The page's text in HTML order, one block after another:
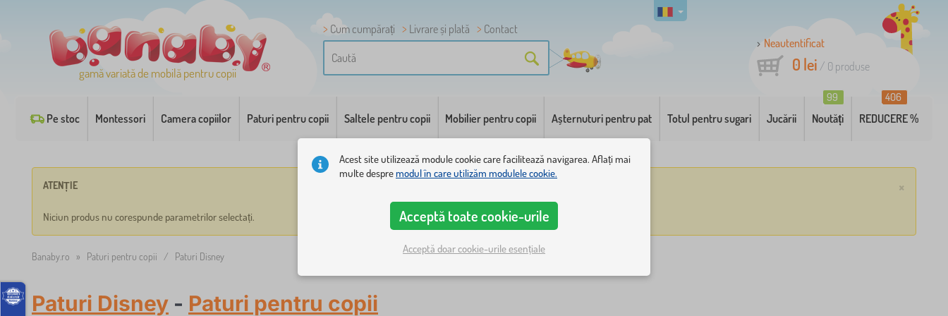
gamă variată de mobilă pentru copii
Cum cumpărați Livrare și plată
Contact
Neautentificat
0 lei / 0 produse
Pe stoc Montessori Camera copiilor Paturi pentru copii Saltele pentru copii Mobilier pentru copii Așternuturi pentru pat Totul pentru sugari Jucării Noutăți
99
REDUCERE %
406
×
ATENȚIE
Niciun produs nu corespunde parametrilor selectați.
Banaby.ro » Paturi pentru copii / Paturi Disney
Paturi Disney - Paturi pentru copii
Acest site utilizează module cookie care facilitează navigarea. Aflați mai
multe despremodul în care utilizăm modulele cookie.
Acceptă toate cookie-urile
Acceptă doar cookie-urile esențiale